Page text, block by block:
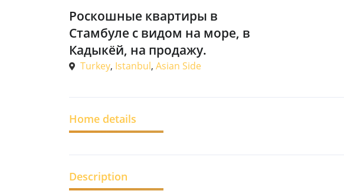
Роскошные квартиры в
Стамбуле с видом на море, в
Кадыкёй, на продажу.
Turkey, Istanbul, Asian Side
Home details
Description